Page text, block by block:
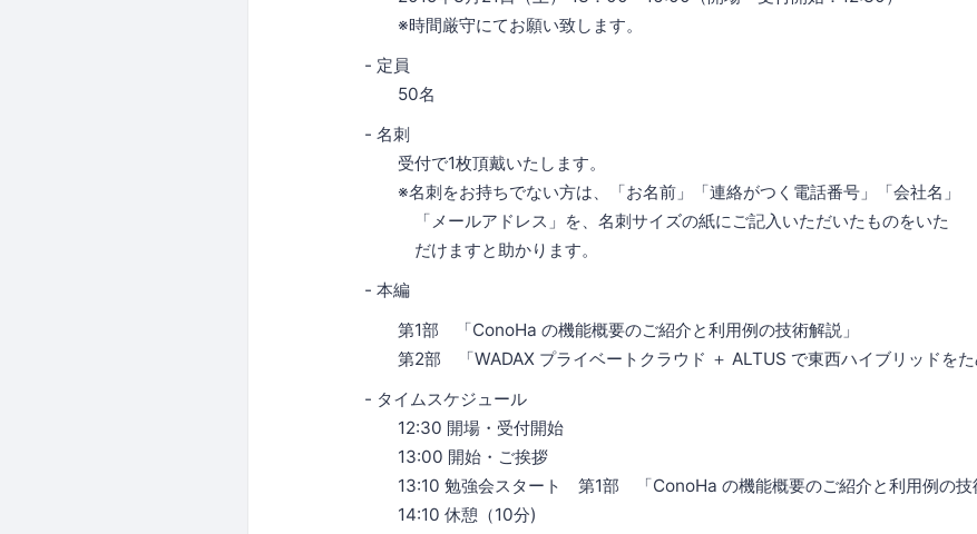
※時間厳守にてお願い致します。
- 定員
50名
- 名刺
受付で1枚頂戴いたします。
※名刺をお持ちでない方は、「お名前」「連絡がつく電話番号」「会社名」
「メールアドレス」を、名刺サイズの紙にご記入いただいたものをいた
だけますと助かります。
- 本編
第1部 「ConoHa の機能概要のご紹介と利用例の技術解説」
第2部 「WADAX プライベートクラウド ＋ ALTUS で東西ハイブリッドをた
- タイムスケジュール
12:30 開場・受付開始
13:00 開始・ご挨拶
13:10 勉強会スタート 第1部 「ConoHa の機能概要のご紹介と利用例の技
14:10 休憩（10分)